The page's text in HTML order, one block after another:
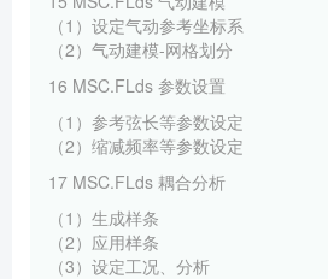
（1）设定气动参考坐标系
（2）气动建模-网格划分
16 MSC.FLds 参数设置
（1）参考弦长等参数设定
（2）缩减频率等参数设定
17 MSC.FLds 耦合分析
（1）生成样条
（2）应用样条
（3）设定工况、分析